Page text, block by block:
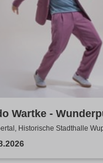
Wartke -
Historische Stadthalle